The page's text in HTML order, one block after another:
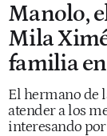
Manolo,
Mila
familia
El hermano de
atender a los
interesando